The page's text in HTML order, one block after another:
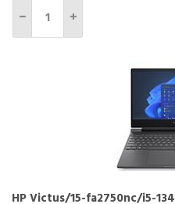
HP Victus/15-fa2750nc/i5-